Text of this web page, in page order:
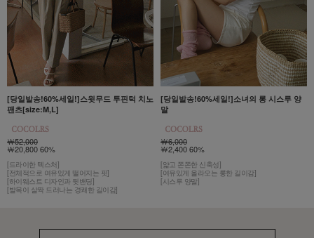
[당일발송!60%세일!]스윗무드 투핀턱 치노
팬츠[size:M,L]
￦52,000
￦20,800 60%
[드라이한 텍스처]
[전체적으로 여유있게 떨어지는 핏]
[하이웨스트 디자인과 뒷밴딩]
[발목이 살짝 드러나는 경쾌한 길이감]
[당일발송!60%세일!]소녀의 롱 시스루 양
말
￦6,000
￦2,400 60%
[얇고 쫀쫀한 신축성]
[여유있게 올라오는 롱한 길이감]
[시스루 양말]